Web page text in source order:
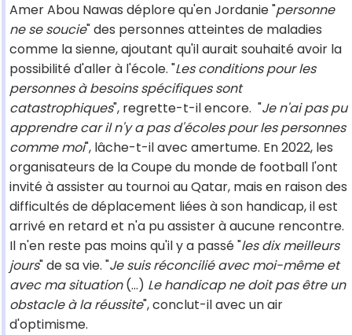
Amer Abou Nawas déplore qu'en Jordanie "personne
ne se soucie" des personnes atteintes de maladies
comme la sienne, ajoutant qu'il aurait souhaité avoir la
possibilité d'aller à l'école. "Les conditions pour les
personnes à besoins spécifiques sont
catastrophiques", regrette-t-il encore. "Je n'ai pas pu
apprendre car il n'y a pas d'écoles pour les personnes
comme moi", lâche-t-il avec amertume. En 2022, les
organisateurs de la Coupe du monde de football l'ont
invité à assister au tournoi au Qatar, mais en raison des
difficultés de déplacement liées à son handicap, il est
arrivé en retard et n'a pu assister à aucune rencontre.
Il n'en reste pas moins qu'il y a passé "les dix meilleurs
jours" de sa vie. "Je suis réconcilié avec moi-même et
avec ma situation(...) Le handicap ne doit pas être un
obstacle à la réussite", conclut-il avec un air
d'optimisme.